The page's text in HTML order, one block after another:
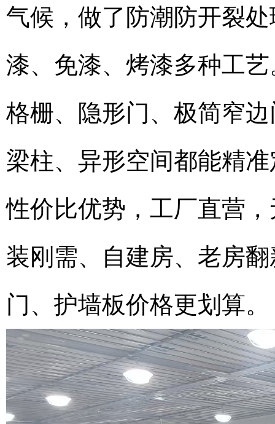
气候，做了防潮防开裂
漆、免漆、烤漆多种工
格栅、隐形门、极简窄
梁柱、异形空间都能精
性价比优势，工厂直营
装刚需、自建房、老房
门、护墙板价格更划算。